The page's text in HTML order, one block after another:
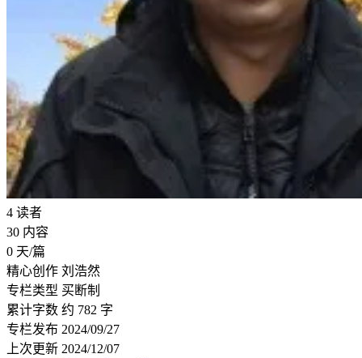
4 读者
30 内容
0 天/篇
精心创作 刘浩然
专栏类型 买断制
累计字数 约 782 字
专栏发布 2024/09/27
上次更新 2024/12/07